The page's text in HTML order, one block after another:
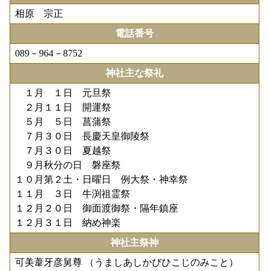
相原 宗正
電話番号
089－964－8752
神社主な祭礼
１月 １日 元旦祭
２月１１日 開運祭
５月 ５日 菖蒲祭
７月３０日 長慶天皇御陵祭
７月３０日 夏越祭
９月秋分の日 磐座祭
１０月第２土・日曜日 例大祭・神幸祭
１１月 ３日 牛渕祖霊祭
１２月２０日 御面渡御祭・隔年鎮座
１２月３１日 納め神楽
神社主祭神
可美葦牙彦舅尊 （うましあしかびひこじのみこと）